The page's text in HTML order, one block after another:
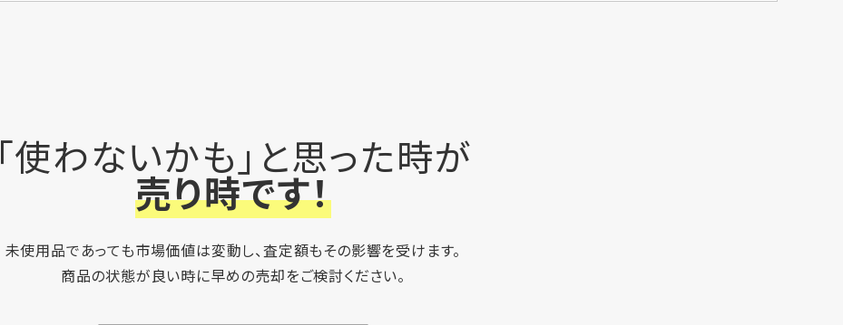
「使わないかも」と思った時が
売り時です！
未使用品であっても市場価値は変動し、査定額もその影響を受けます。
商品の状態が良い時に早めの売却をご検討ください。